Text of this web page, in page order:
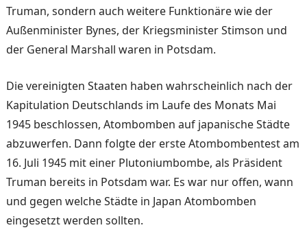
Truman, sondern auch weitere Funktionäre wie der
Außenminister Bynes, der Kriegsminister Stimson und
der General Marshall waren in Potsdam.
Die vereinigten Staaten haben wahrscheinlich nach der
Kapitulation Deutschlands im Laufe des Monats Mai
1945 beschlossen, Atombomben auf japanische Städte
abzuwerfen. Dann folgte der erste Atombombentest am
16. Juli 1945 mit einer Plutoniumbombe, als Präsident
Truman bereits in Potsdam war. Es war nur offen, wann
und gegen welche Städte in Japan Atombomben
eingesetzt werden sollten.